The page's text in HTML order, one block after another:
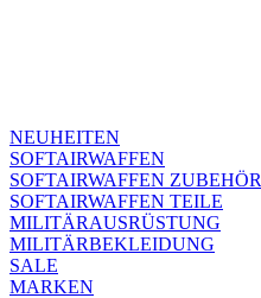
NEUHEITEN
SOFTAIRWAFFEN
SOFTAIRWAFFEN ZUBEHÖR
SOFTAIRWAFFEN TEILE
MILITÄRAUSRÜSTUNG
MILITÄRBEKLEIDUNG
SALE
MARKEN